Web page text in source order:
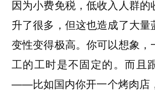
因为小费免税，低收入人群的
升了很多，但这也造成了大量
变性变得极高。你可以想象，
工的工时是不固定的。而且
——比如国内你开一个烤肉店